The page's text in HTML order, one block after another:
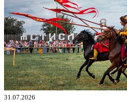
31.07.2026